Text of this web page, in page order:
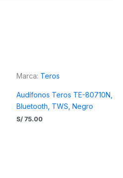
Marca: Teros
Audífonos Teros TE-80710N,
Bluetooth, TWS, Negro
S/ 75.00